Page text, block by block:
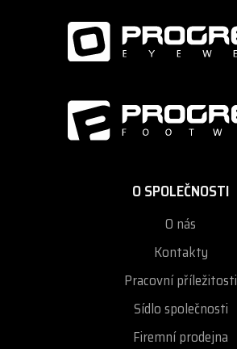
O SPOLEČNOSTI
O nás
Kontakty
Pracovní příležitosti
Sídlo společnosti
Firemní prodejna